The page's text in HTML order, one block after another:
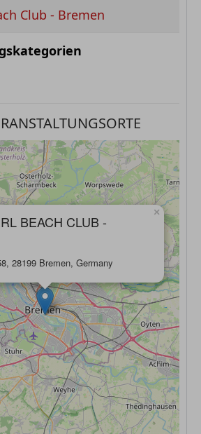
Club - Bremen
BEACH CLUB -
28199 Bremen, Germany
×